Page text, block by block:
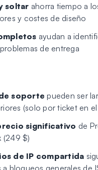
soltar ahorra tiempo a
y costes de diseño
ayudan a
de entrega
soporte pueden ser
(solo por ticket en
significativo de
(249 $)
de IP compartida